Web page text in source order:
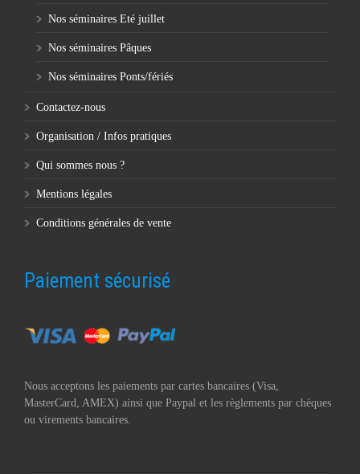
Nos séminaires Eté juillet
Nos séminaires Pâques
Nos séminaires Ponts/fériés
Contactez-nous
Organisation / Infos pratiques
Qui sommes nous ?
Mentions légales
Conditions générales de vente
Paiement sécurisé
Nous acceptons les paiements par cartes bancaires (Visa,
MasterCard, AMEX) ainsi que Paypal et les règlements par chèques
ou virements bancaires.